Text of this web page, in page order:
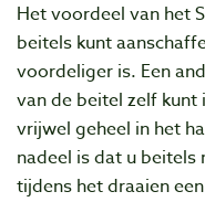
Het voordeel van het
beitels kunt
voordeliger is. Een
van de beitel zelf kunt
vrijwel geheel in het
nadeel is dat u
tijdens het draaien